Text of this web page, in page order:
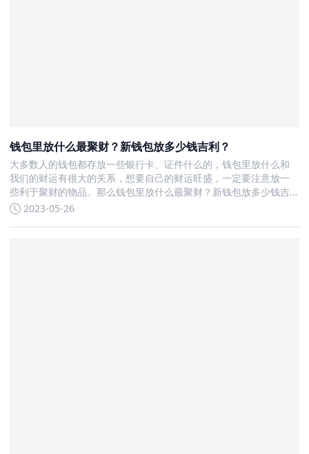
钱包里放什么最聚财？新钱包放多少钱吉利？
大多数人的钱包都存放一些银行卡、证件什么的，钱包里放什么和
我们的财运有很大的关系，想要自己的财运旺盛，一定要注意放一
些利于聚财的物品。那么钱包里放什么最聚财？新钱包放多少钱吉
利？我们也很想知道呢，接下来跟鬼谷子算命网一起了解一下吧。
2023-05-26